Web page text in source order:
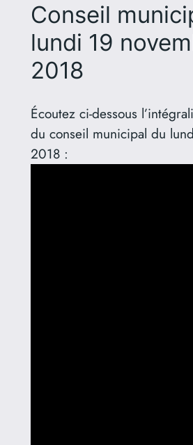
Conseil
lundi 19
2018
Écoutez ci-dessous
du conseil municipal du
2018 :